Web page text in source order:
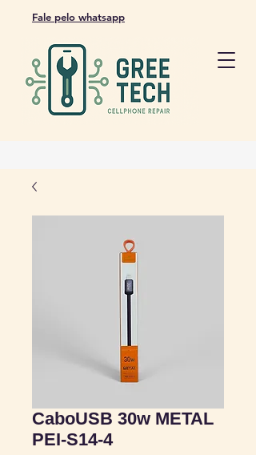
Fale pelo whatsapp
CaboUSB 30w METAL
PEI-S14-4